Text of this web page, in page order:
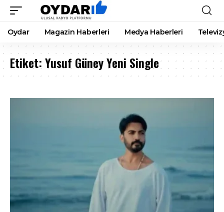
Oydar Magazin Haberleri Medya Haberleri
Etiket:Yusuf Güney Yeni Single